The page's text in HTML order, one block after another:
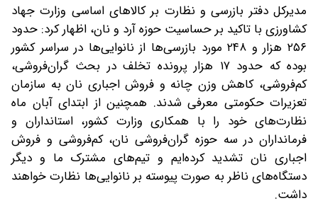
مدیرکل دفتر بازرسی و نظارت بر کالاهای اساسی وزارت جهاد
کشاورزی با تاکید بر حساسیت حوزه آرد و نان، اظهار کرد: حدود
۲۵۶ هزار و ۲۴۸ مورد بازرسی‌ها از نانوایی‌ها در سراسر کشور
بوده که حدود ۱۷ هزار پرونده تخلف در بحث گران‌فروشی،
کم‌فروشی، کاهش وزن چانه و فروش اجباری نان به سازمان
تعزیرات حکومتی معرفی شدند. همچنین از ابتدای آبان ماه
نظارت‌های خود را با همکاری وزارت کشور، استانداران و
فرمانداران در سه حوزه گران‌فروشی نان، کم‌فروشی و فروش
اجباری نان تشدید کرده‌ایم و تیم‌های مشترک ما و دیگر
دستگاه‌های ناظر به صورت پیوسته بر نانوایی‌ها نظارت خواهند
داشت.